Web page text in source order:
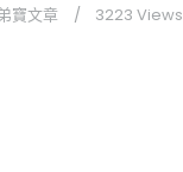
寶文章 3223 Views